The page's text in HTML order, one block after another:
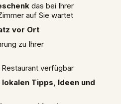
das bei Ihrer
auf Sie wartet
vor Ort
zu Ihrer
Restaurant verfügbar
lokalen Tipps, Ideen und